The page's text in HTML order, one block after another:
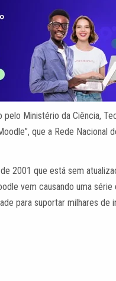
Ministério da Ciência,
que a Rede Nacional
2001 que está sem
vem causando uma
para suportar milhares de